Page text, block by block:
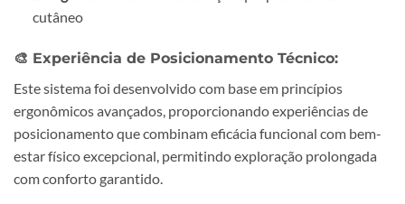
cutâneo
🎨 Experiência de Posicionamento Técnico:
Este sistema foi desenvolvido com base em princípios
ergonômicos avançados, proporcionando experiências de
posicionamento que combinam eficácia funcional com bem-
estar físico excepcional, permitindo exploração prolongada
com conforto garantido.